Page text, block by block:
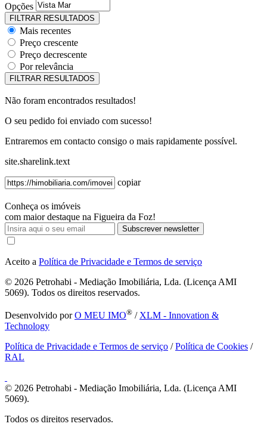
Opções
Mais recentes
Preço crescente
Preço decrescente
Por relevância
Não foram encontrados resultados!
O seu pedido foi enviado com sucesso!
Entraremos em contacto consigo o mais rapidamente possível.
site.sharelink.text
copiar
Conheça os imóveis
com maior destaque na Figueira da Foz!
Subscrever newsletter
Aceito a Política de Privacidade e Termos de serviço
© 2026 Petrohabi - Mediação Imobiliária, Lda. (Licença AMI
5069). Todos os direitos reservados.
Desenvolvido porO MEU IMO® / XLM - Innovation &
Technology
Política de Privacidade e Termos de serviço /Política de Cookies /
RAL
© 2026 Petrohabi - Mediação Imobiliária, Lda. (Licença AMI
5069).
Todos os direitos reservados.